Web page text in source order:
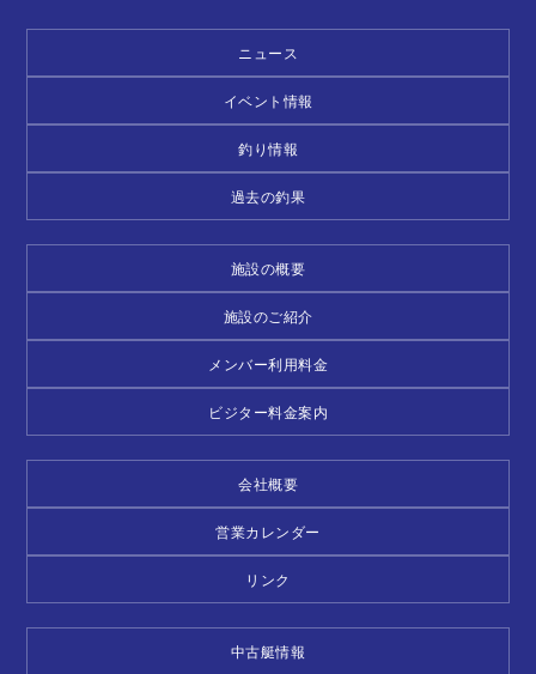
ニュース
イベント情報
釣り情報
過去の釣果
施設の概要
施設のご紹介
メンバー利用料金
ビジター料金案内
会社概要
営業カレンダー
リンク
中古艇情報